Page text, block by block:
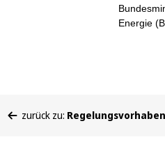
Energie
befinden
zurück zu: Regelungsvorhaben